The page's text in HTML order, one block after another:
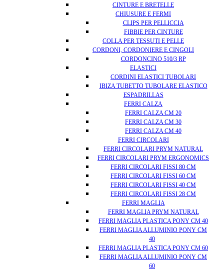
CINTURE E BRETELLE
CHIUSURE E FERMI
CLIPS PER PELLICCIA
FIBBIE PER CINTURE
COLLA PER TESSUTI E PELLE
CORDONI, CORDONIERE E CINGOLI
CORDONCINO 510/3 RP
ELASTICI
CORDINI ELASTICI TUBOLARI
IBIZA TUBETTO TUBOLARE ELASTICO
ESPADRILLAS
FERRI CALZA
FERRI CALZA CM 20
FERRI CALZA CM 30
FERRI CALZA CM 40
FERRI CIRCOLARI
FERRI CIRCOLARI PRYM NATURAL
FERRI CIRCOLARI PRYM ERGONOMICS
FERRI CIRCOLARI FISSI 80 CM
FERRI CIRCOLARI FISSI 60 CM
FERRI CIRCOLARI FISSI 40 CM
FERRI CIRCOLARI FISSI 28 CM
FERRI MAGLIA
FERRI MAGLIA PRYM NATURAL
FERRI MAGLIA PLASTICA PONY CM 40
FERRI MAGLIA ALLUMINIO PONY CM
40
FERRI MAGLIA PLASTICA PONY CM 60
FERRI MAGLIA ALLUMINIO PONY CM
60